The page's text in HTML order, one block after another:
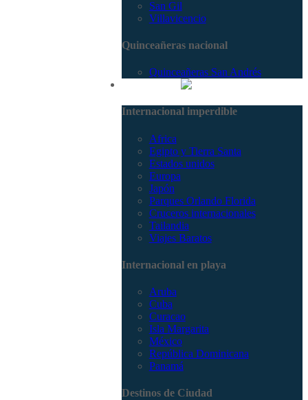
San Gil
Villavicencio
Quinceañeras nacional
Quinceañeras San Andrés
Internacional imperdible
Africa
Egipto y Tierra Santa
Estados unidos
Europa
Japón
Parques Orlando Florida
Cruceros internacionales
Tailandia
Viajes Baratos
Internacional en playa
Aruba
Cuba
Curacao
Isla Margarita
México
República Dominicana
Panamá
Destinos de Ciudad